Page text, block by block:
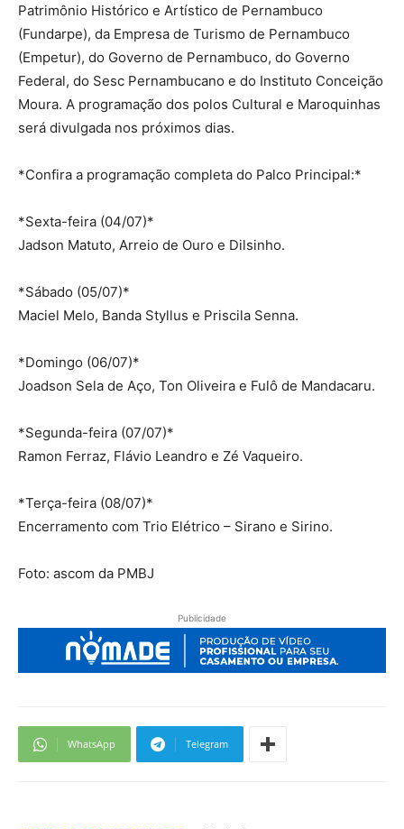
Patrimônio Histórico e Artístico de Pernambuco
(Fundarpe), da Empresa de Turismo de Pernambuco
(Empetur), do Governo de Pernambuco, do Governo
Federal, do Sesc Pernambucano e do Instituto Conceição
Moura. A programação dos polos Cultural e Maroquinhas
será divulgada nos próximos dias.
*Confira a programação completa do Palco Principal:*
*Sexta-feira (04/07)*
Jadson Matuto, Arreio de Ouro e Dilsinho.
*Sábado (05/07)*
Maciel Melo, Banda Styllus e Priscila Senna.
*Domingo (06/07)*
Joadson Sela de Aço, Ton Oliveira e Fulô de Mandacaru.
*Segunda-feira (07/07)*
Ramon Ferraz, Flávio Leandro e Zé Vaqueiro.
*Terça-feira (08/07)*
Encerramento com Trio Elétrico – Sirano e Sirino.
Foto: ascom da PMBJ
Publicidade
WhatsApp Telegram